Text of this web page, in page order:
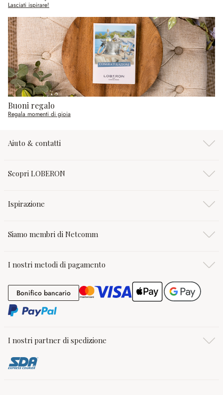
Lasciati ispirare!
Buoni regalo
Regala momenti di gioia
Aiuto & contatti
Scopri LOBERON
Ispirazione
Siamo membri di Netcomm
I nostri metodi di pagamento
Bonifico bancarioBonifico bancario
I nostri partner di spedizione